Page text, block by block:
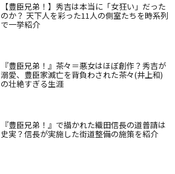
【豊臣兄弟！】秀吉は本当に「女狂い」だった
のか？ 天下人を彩った11人の側室たちを時系列
で一挙紹介
『豊臣兄弟！』茶々＝悪女はほぼ創作？秀吉が
溺愛、豊臣家滅亡を背負わされた茶々(井上和)
の壮絶すぎる生涯
『豊臣兄弟！』で描かれた織田信長の道普請は
史実？信長が実施した街道整備の施策を紹介